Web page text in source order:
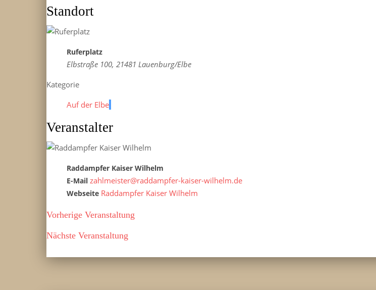
Standort
Ruferplatz
Elbstraße 100, 21481 Lauenburg/Elbe
Kategorie
Auf der Elbe
Veranstalter
Raddampfer Kaiser Wilhelm
E-Mail zahlmeister@raddampfer-kaiser-wilhelm.de
Webseite Raddampfer Kaiser Wilhelm
Vorherige Veranstaltung
Nächste Veranstaltung